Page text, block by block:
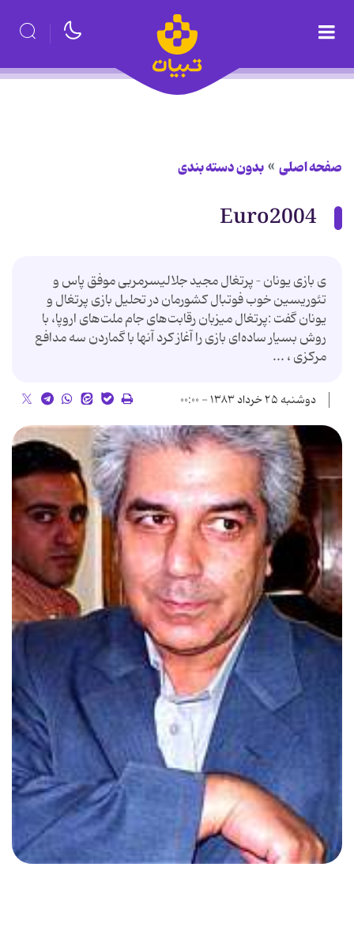
صفحه اصلی بدون دسته بندی
Euro2004
ی بازی یونان – پرتغال مجید جلالیسرمربی موفق پاس و
تئوریسین خوب فوتبال کشورمان در تحلیل بازی پرتغال و
یونان گفت :پرتغال میزبان رقابت‌های جام ملت‌های اروپا، با
روش بسیار ساده‌ای بازی را آغاز كرد آنها با گماردن سه مدافع
مركزی ، ...
دوشنبه ۲۵ خرداد ۱۳۸۳ - ۰۰:۰۰